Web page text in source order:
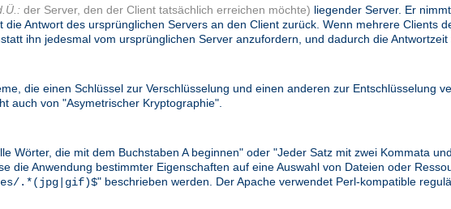
der Server, den der Client tatsächlich erreichen möchte) liegender Server. Er
Antwort des ursprünglichen Servers an den Client zurück. Wenn mehrere Clients
ihn jedesmal vom ursprünglichen Server anzufordern, und dadurch die Antwortzeit
die einen Schlüssel zur Verschlüsselung und einen anderen zur Entschlüsselung
auch von "Asymetrischer Kryptographie".
Wörter, die mit dem Buchstaben A beginnen" oder "Jeder Satz mit zwei Kommata
die Anwendung bestimmter Eigenschaften auf eine Auswahl von Dateien oder
.*(jpg|gif)$" beschrieben werden. Der Apache verwendet Perl-kompatible